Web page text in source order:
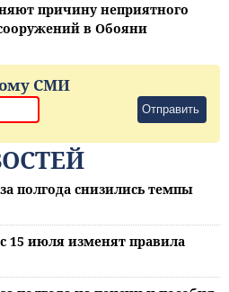
причину неприятного
в Обояни
СМИ
Отправить
полгода снизились темпы
15 июля изменят правила